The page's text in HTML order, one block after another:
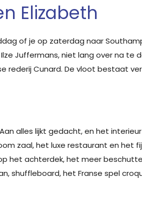
Elizabeth
of je op zaterdag naar
Juffermans, niet lang over na te
rederij Cunard. De vloot bestaat
alles lijkt gedacht, en het
zaal, het luxe restaurant en het
het achterdek, het meer
shuffleboard, het Franse spel